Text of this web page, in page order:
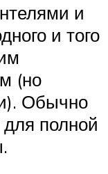
и
и того
(но
Обычно
полной